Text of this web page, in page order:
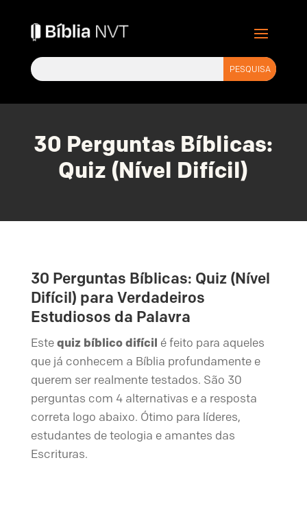
30 Perguntas Bíblicas:
Quiz (Nível Difícil)
30 Perguntas Bíblicas: Quiz (Nível
Difícil) para Verdadeiros
Estudiosos da Palavra
Este quiz bíblico difícil é feito para aqueles
que já conhecem a Bíblia profundamente e
querem ser realmente testados. São 30
perguntas com 4 alternativas e a resposta
correta logo abaixo. Ótimo para líderes,
estudantes de teologia e amantes das
Escrituras.